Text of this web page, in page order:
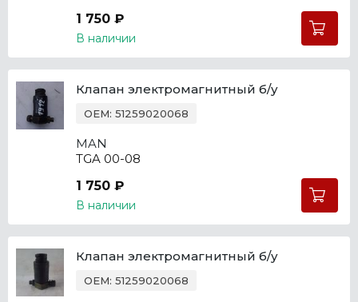
1 750 ₽
В наличии
Клапан электромагнитный б/у
OEM: 51259020068
MAN
TGA 00-08
1 750 ₽
В наличии
Клапан электромагнитный б/у
OEM: 51259020068